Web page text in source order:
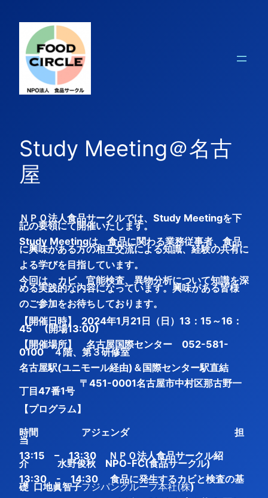
Study Meeting＠名古
屋
ＮＰＯ法人食品サークルでは、Study Meetingを下
記の要領にて開催いたします。
Study Meetingは、食品に関わる業務従事者、食品
に興味がある方の相互交流による知識、経験の共有に
よる学びを目指しています。
今回は、カビ、官能検査、異物分析について知識を深
める実践的な内容になっています。興味がある皆様
のご参加をお待ちしております。
【開催日時】 2024年1月21日（日）13：15～16：
45 (開場13:00)
【開催場所】 名古屋国際センター 052-581-
0100 ４階、第３研修室
名古屋駅(ユニモール経由)＆国際センター駅直結
〒451-0001名古屋市中村区那古野一
丁目47番1号
【プログラム】
時間 アジェンダ 担
当
13:15 – 13:30 ＮＰＯ法人食品サークル紹
介 水野俊秋 NPO-FC(食品サークル)
13:30 - 14:30 食品に発生するカビと検査の基
礎 口地眞智子フジパングループ本社(株)